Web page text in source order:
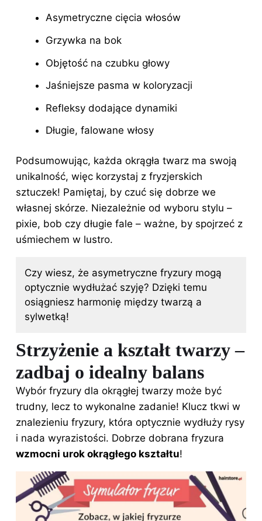
Asymetryczne cięcia włosów
Grzywka na bok
Objętość na czubku głowy
Jaśniejsze pasma w koloryzacji
Refleksy dodające dynamiki
Długie, falowane włosy
Podsumowując, każda okrągła twarz ma swoją
unikalność, więc korzystaj z fryzjerskich
sztuczek! Pamiętaj, by czuć się dobrze we
własnej skórze. Niezależnie od wyboru stylu –
pixie, bob czy długie fale – ważne, by spojrzeć z
uśmiechem w lustro.
Czy wiesz, że asymetryczne fryzury mogą
optycznie wydłużać szyję? Dzięki temu
osiągniesz harmonię między twarzą a
sylwetką!
Strzyżenie a kształt twarzy –
zadbaj o idealny balans
Wybór fryzury dla okrągłej twarzy może być
trudny, lecz to wykonalne zadanie! Klucz tkwi w
znalezieniu fryzury, która optycznie wydłuży rysy
i nada wyrazistości. Dobrze dobrana fryzura
wzmocni urok okrągłego kształtu!